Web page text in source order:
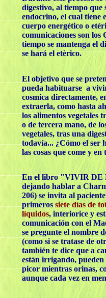
digestivo, al tiempo que
endocrino, el cual tiene
cuerpo energético o
comunicaciones son
tiempo se mantenga el
se hará el etèrico.
El objetivo que se
pueda habituarse a
cosmica directamente,
extraerla, como hasta
los alimentos vegetales
o de tercera mano, de
vegetales, tras una
todavía... ¿Cómo el ser
las cosas que come y
En el libro "VIVIR DE
dejando hablar a
206) se invita al
primerossiete días de
líquidos, interiorice y
comunicación con el
se pregunte el nombre
(como si se tratase de
también te dice que a
están irrigando,
picor mientras orinas,
aunque cada vez en